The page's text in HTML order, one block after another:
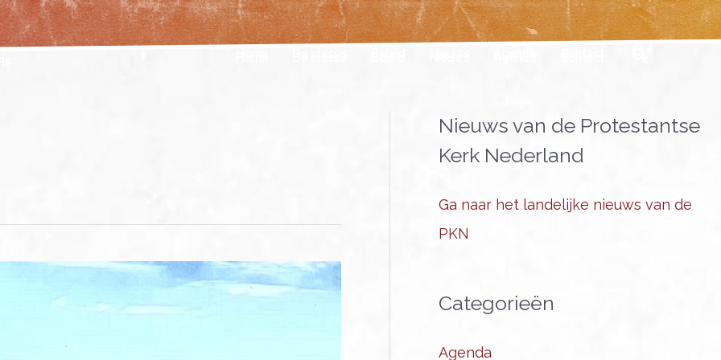
Nieuws van de Protestantse
Kerk Nederland
Ga naar het landelijke nieuws van de
PKN
Categorieën
Agenda